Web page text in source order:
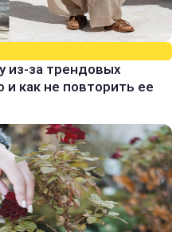
из-за трендовых
как не повторить ее